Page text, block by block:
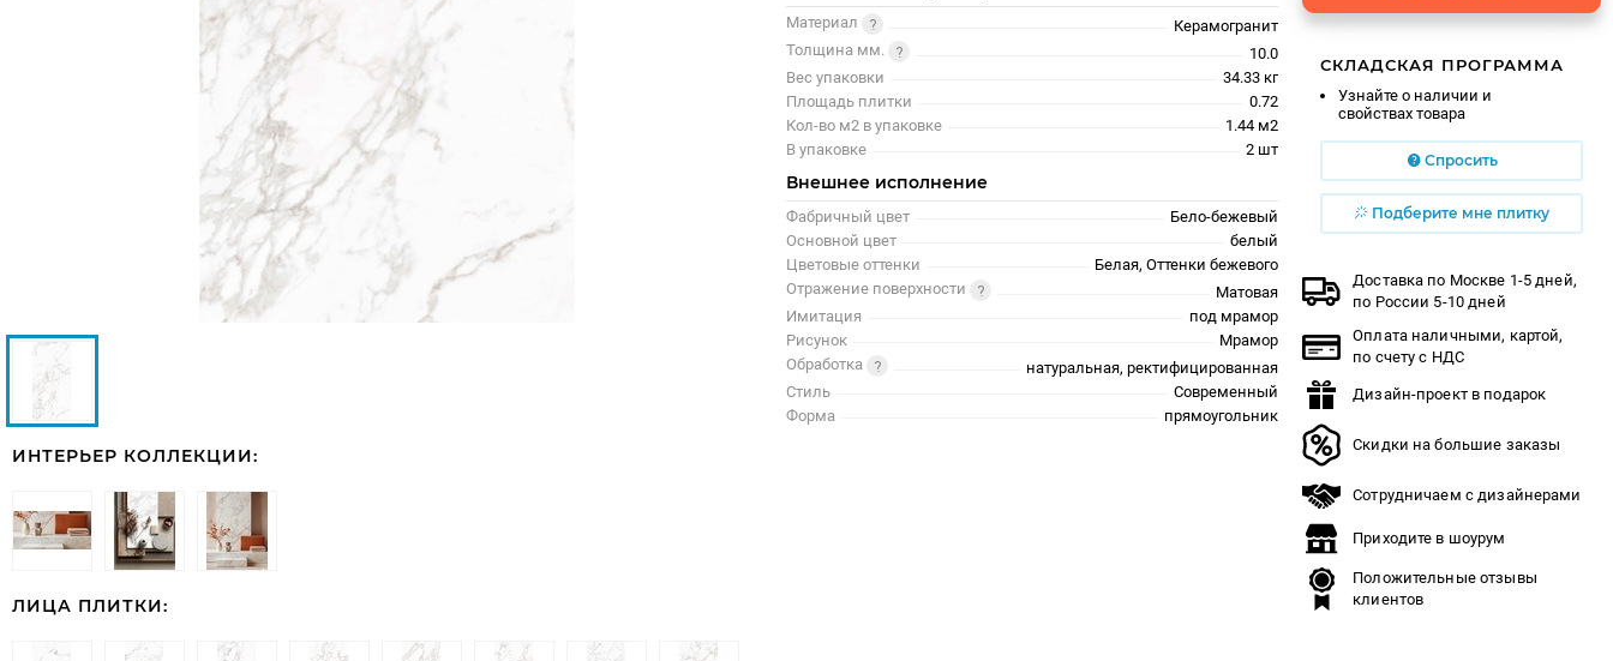
ИНТЕРЬЕР КОЛЛЕКЦИИ:
ЛИЦА ПЛИТКИ:
Материал
Керамогранит
Толщина мм.
10.0
Вес упаковки
34.33 кг
Площадь плитки
0.72
Кол-во м2 в упаковке
1.44 м2
В упаковке
2 шт
Внешнее исполнение
Фабричный цвет
Бело-бежевый
Основной цвет
белый
Цветовые оттенки
Белая, Оттенки бежевого
Отражение поверхности
Матовая
Имитация
под мрамор
Рисунок
Мрамор
Обработка
натуральная, ректифицированная
Стиль
Современный
Форма
прямоугольник
СКЛАДСКАЯ ПРОГРАММА
Узнайте о наличии и
свойствах товара
Спросить
Подберите мне плитку
Доставка по Москве 1-5 дней,
по России 5-10 дней
Оплата наличными, картой,
по счету с НДС
Дизайн-проект в подарок
Скидки на большие заказы
Сотрудничаем с дизайнерами
Приходите в шоурум
Положительные отзывы
клиентов